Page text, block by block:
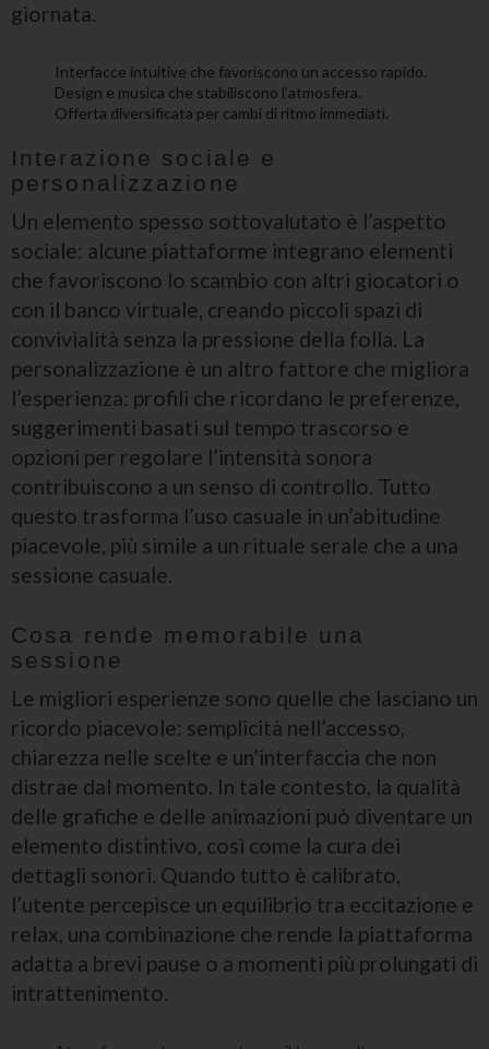
giornata.
Interfacce intuitive che favoriscono un accesso rapido.
Design e musica che stabiliscono l’atmosfera.
Offerta diversificata per cambi di ritmo immediati.
Interazione sociale e
personalizzazione
Un elemento spesso sottovalutato è l’aspetto
sociale: alcune piattaforme integrano elementi
che favoriscono lo scambio con altri giocatori o
con il banco virtuale, creando piccoli spazi di
convivialità senza la pressione della folla. La
personalizzazione è un altro fattore che migliora
l’esperienza: profili che ricordano le preferenze,
suggerimenti basati sul tempo trascorso e
opzioni per regolare l’intensità sonora
contribuiscono a un senso di controllo. Tutto
questo trasforma l’uso casuale in un’abitudine
piacevole, più simile a un rituale serale che a una
sessione casuale.
Cosa rende memorabile una
sessione
Le migliori esperienze sono quelle che lasciano un
ricordo piacevole: semplicità nell’accesso,
chiarezza nelle scelte e un’interfaccia che non
distrae dal momento. In tale contesto, la qualità
delle grafiche e delle animazioni può diventare un
elemento distintivo, così come la cura dei
dettagli sonori. Quando tutto è calibrato,
l’utente percepisce un equilibrio tra eccitazione e
relax, una combinazione che rende la piattaforma
adatta a brevi pause o a momenti più prolungati di
intrattenimento.